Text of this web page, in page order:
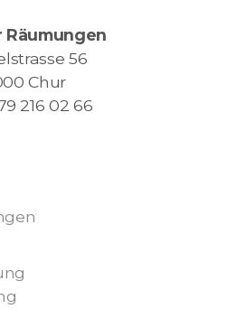
Räumungen
56
Chur
216 02 66